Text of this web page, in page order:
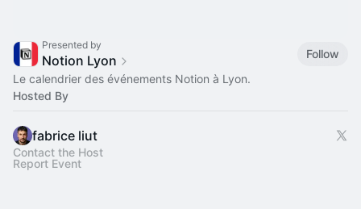
Presented by
Notion Lyon
Follow
Le calendrier des événements Notion à Lyon.
Hosted By
fabrice liut
Contact the Host
Report Event